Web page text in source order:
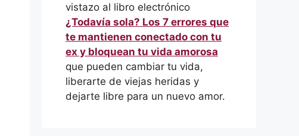
vistazo al libro electrónico
¿Todavía sola? Los 7 errores que
te mantienen conectado con tu
ex y bloquean tu vida amorosa
que pueden cambiar tu vida,
liberarte de viejas heridas y
dejarte libre para un nuevo amor.